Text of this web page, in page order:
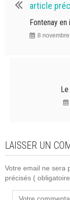
article
Fontenay en
8
LAISSER UN
Votre email ne sera
précisés (